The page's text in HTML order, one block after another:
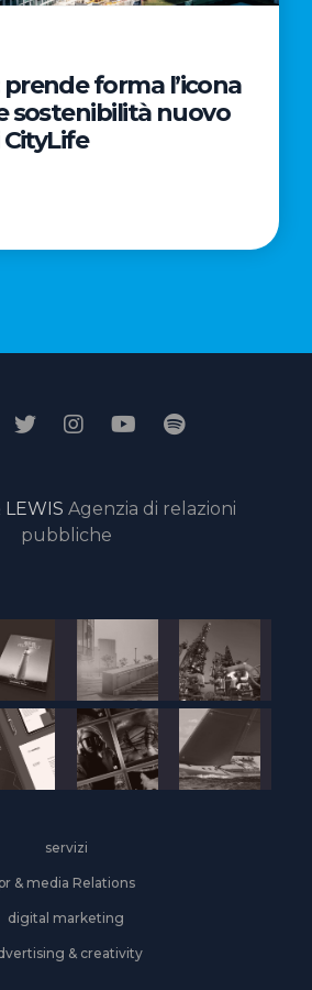
forma l’icona
sostenibilità nuovo
News
“Passione
il
della
giuria
online
LEWIS Agenzia di relazioni
pubbliche
servizi
& media Relations
digital marketing
& creativity